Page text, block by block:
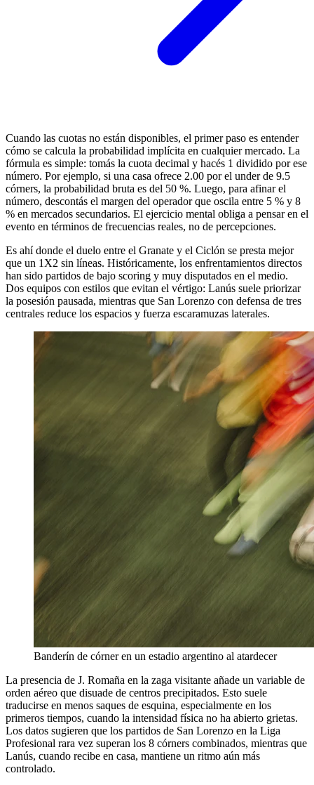
Cuando las cuotas no están disponibles, el primer paso es entender
cómo se calcula la probabilidad implícita en cualquier mercado. La
fórmula es simple: tomás la cuota decimal y hacés 1 dividido por ese
número. Por ejemplo, si una casa ofrece 2.00 por el under de 9.5
córners, la probabilidad bruta es del 50 %. Luego, para afinar el
número, descontás el margen del operador que oscila entre 5 % y 8
% en mercados secundarios. El ejercicio mental obliga a pensar en el
evento en términos de frecuencias reales, no de percepciones.
Es ahí donde el duelo entre el Granate y el Ciclón se presta mejor
que un 1X2 sin líneas. Históricamente, los enfrentamientos directos
han sido partidos de bajo scoring y muy disputados en el medio.
Dos equipos con estilos que evitan el vértigo: Lanús suele priorizar
la posesión pausada, mientras que San Lorenzo con defensa de tres
centrales reduce los espacios y fuerza escaramuzas laterales.
Banderín de córner en un estadio argentino al atardecer
La presencia de J. Romaña en la zaga visitante añade un variable de
orden aéreo que disuade de centros precipitados. Esto suele
traducirse en menos saques de esquina, especialmente en los
primeros tiempos, cuando la intensidad física no ha abierto grietas.
Los datos sugieren que los partidos de San Lorenzo en la Liga
Profesional rara vez superan los 8 córners combinados, mientras que
Lanús, cuando recibe en casa, mantiene un ritmo aún más
controlado.